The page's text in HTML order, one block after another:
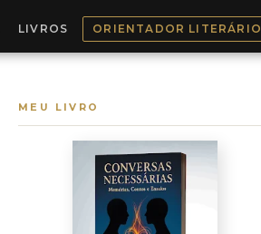
LIVROS ORIENTADOR LITERÁRIO
MEU LIVRO